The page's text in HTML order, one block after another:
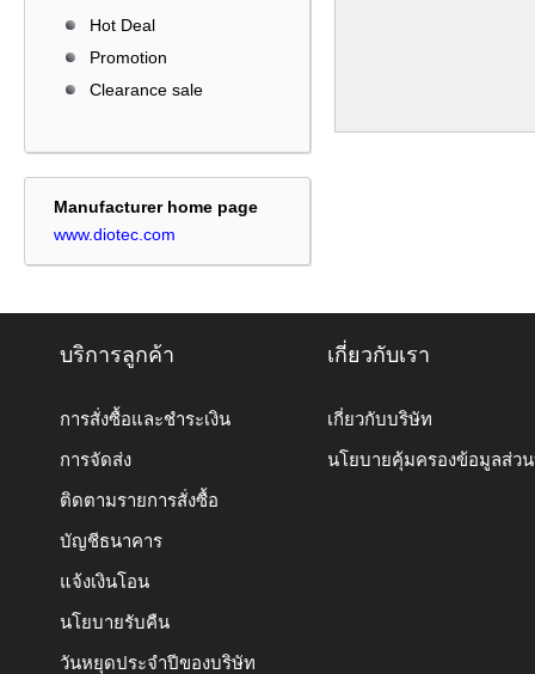
Hot Deal
Promotion
Clearance sale
Manufacturer home page
www.diotec.com
บริการลูกค้า
การสั่งซื้อและชำระเงิน
การจัดส่ง
ติดตามรายการสั่งซื้อ
บัญชีธนาคาร
แจ้งเงินโอน
นโยบายรับคืน
วันหยุดประจำปีของบริษัท
เกี่ยวกับเรา
เกี่ยวกับบริษัท
นโยบายคุ้มครองข้อมูลส่ว